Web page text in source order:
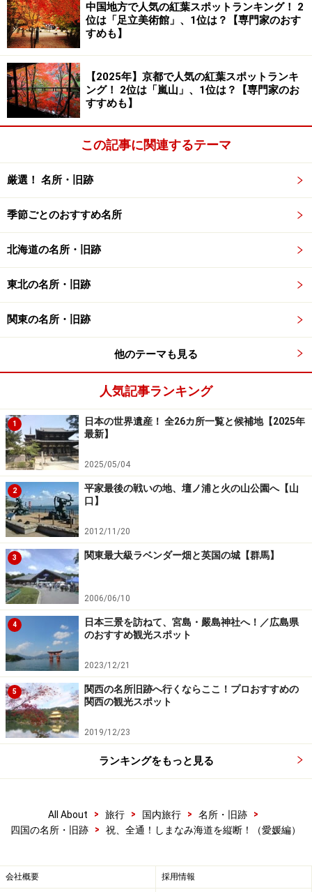
広島と愛媛をつないでいる世界で一番長い斜長橋、多々羅
大橋。
広島県と愛媛県を1本の道でつないだしまなみ海道。県
境は生口島（いくちじま）と大三島（おおみしま）の間
にかかる多々羅大橋の途中にあります。
Yahoo! 地図情報）は全長1,480m。斜長橋と
の間の長さが890mあり、日本国内はもちろん世界で一番
長い橋。
生口島を一周する県道やしまなみ海道の瀬戸田パーキン
グエリア、大三島インターチェンジのすぐ横にある道の
駅 今治市多々羅しまなみ公園からもその雄姿を眺めるこ
とができます。橋上を走っている時は、周囲に広がる瀬
戸内海の多島美を楽しめますよ。
古くから信仰を集めている大山祇神社
大山祇神社。樹齢2600年を越えるご神木があり、日本最古
の神社とも言われています。
しまなみ海道が貫く芸予諸島の中でも一番大きな島とな
る大三島（Yahoo! 地図情報）。
その大三島にあるのが大山祇（おおやまずみ）神社。天
照大神（あまてらすおおみかみ）の兄、大山積大神（お
おやまづみのおおかみ）を奉る社で、海の神、武人の神
として古くから信仰を集めていました。
境内には樹齢2,600年を越えるというご神木があり、宝物
中国地方で人気の紅葉スポットランキング！ 2
位は「足立美術館」、1位は？【専門家のおす
すめも】
【2025年】京都で人気の紅葉スポットランキ
ング！ 2位は「嵐山」、1位は？【専門家のお
すすめも】
この記事に関連するテーマ
厳選！ 名所・旧跡
季節ごとのおすすめ名所
北海道の名所・旧跡
東北の名所・旧跡
関東の名所・旧跡
他のテーマも見る
人気記事ランキング
1
日本の世界遺産！ 全26カ所一覧と候補地【2025年
最新】
2025/05/04
2
平家最後の戦いの地、壇ノ浦と火の山公園へ【山
口】
2012/11/20
3 関東最大級ラベンダー畑と英国の城【群馬】
2006/06/10
4
日本三景を訪ねて、宮島・嚴島神社へ！／広島県
のおすすめ観光スポット
2023/12/21
5
関西の名所旧跡へ行くならここ！プロおすすめの
関西の観光スポット
2019/12/23
ランキングをもっと見る
All About > 旅行 > 国内旅行 > 名所・旧跡
>
四国の名所・旧跡
> 祝、全通！しまなみ海道を縦断！（愛媛編）
会社概要 採用情報